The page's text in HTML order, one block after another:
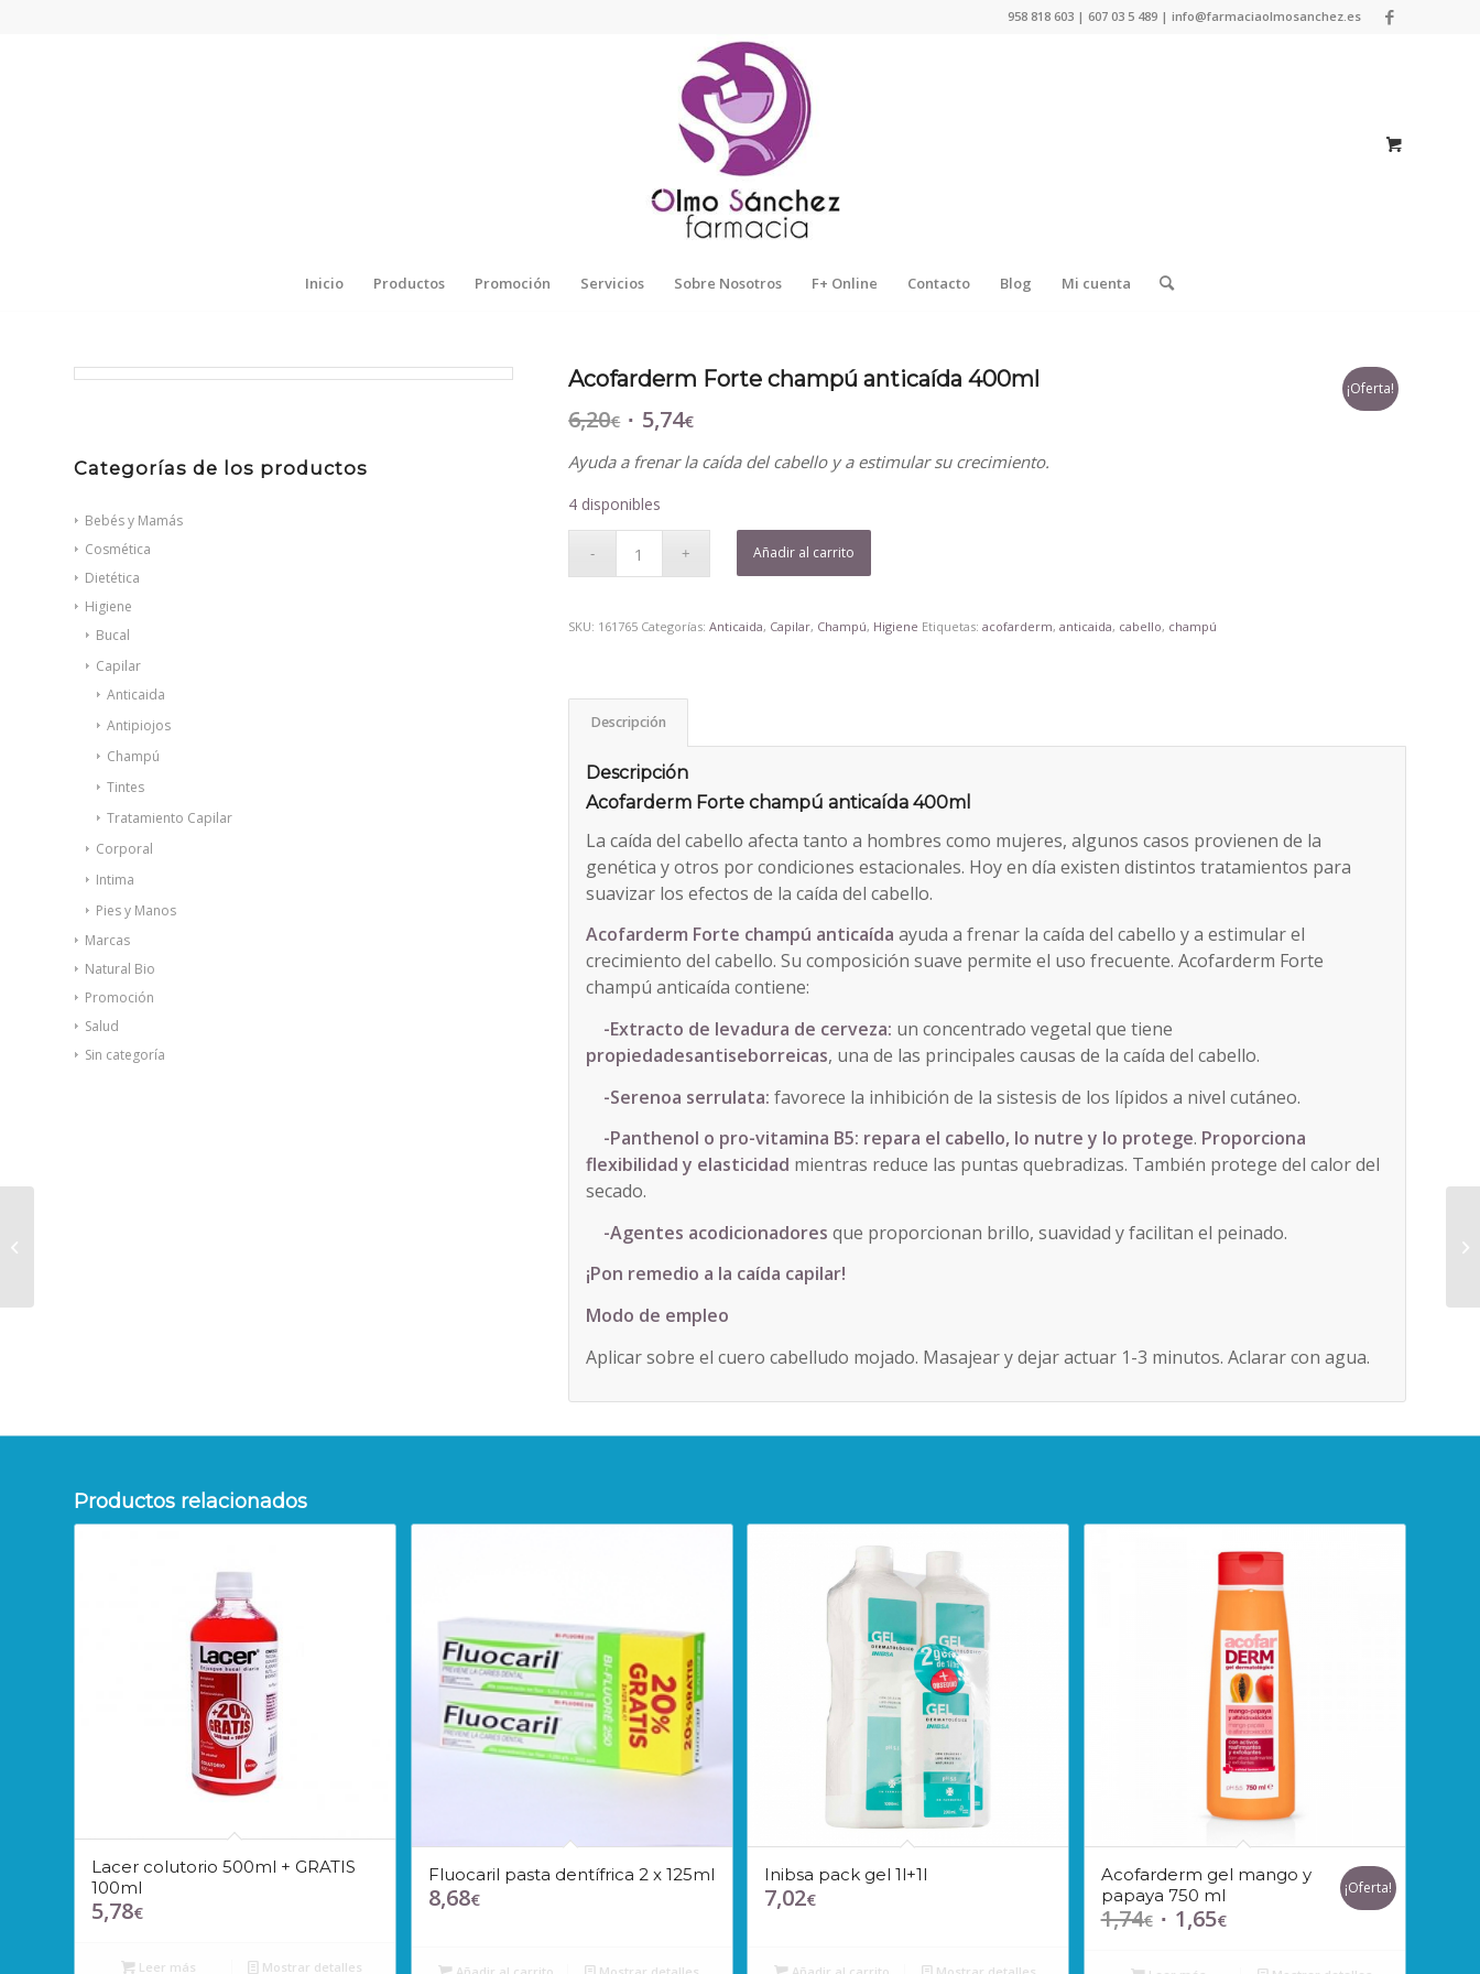
958 818 603 | 607 03 5 489 | info@farmaciaolmosanchez.es
Inicio Productos Promoción Servicios Sobre Nosotros F+ Online Contacto Blog Mi cuenta
¡Oferta!
Categorías de los productos
Bebés y Mamás
Cosmética
Dietética
Higiene
Bucal
Capilar
Anticaida
Antipiojos
Champú
Tintes
Tratamiento Capilar
Corporal
Intima
Pies y Manos
Marcas
Natural Bio
Promoción
Salud
Sin categoría
Acofarderm Forte champú anticaída 400ml
6,20€ El
original
era:
6,20€.
5,74€El
actual
5,74€.
Ayuda a frenar la caída del cabello y a estimular su crecimiento.
4 disponibles
Añadir al carrito
SKU: 161765 Categorías:Anticaida, Capilar, Champú, Higiene Etiquetas:acofarderm,anticaida, cabello, champú
Descripción
Descripción
Acofarderm Forte champú anticaída 400ml
La caída del cabello afecta tanto a hombres como mujeres, algunos casos provienen de la
genética y otros por condiciones estacionales. Hoy en día existen distintos tratamientos para
suavizar los efectos de la caída del cabello.
Acofarderm Forte champú anticaídaayuda a frenar la caída del cabello y a estimular el
crecimiento del cabello. Su composición suave permite el uso frecuente. Acofarderm Forte
champú anticaída contiene:
-Extracto de levadura de cerveza: un concentrado vegetal que tiene
propiedadesantiseborreicas, una de las principales causas de la caída del cabello.
-Serenoa serrulata: favorece la inhibición de la sistesis de los lípidos a nivel cutáneo.
-Panthenol o pro-vitamina B5: repara el cabello, lo nutre y lo protege. Proporciona
flexibilidad y elasticidad mientras reduce las puntas quebradizas. También protege del calor del
secado.
-Agentes acodicionadores que proporcionan brillo, suavidad y facilitan el peinado.
¡Pon remedio a la caída capilar!
Modo de empleo
Aplicar sobre el cuero cabelludo mojado. Masajear y dejar actuar 1-3 minutos. Aclarar con agua.
Productos relacionados
Lacer colutorio 500ml + GRATIS
100ml
5,78€
Leer más Mostrar detalles
Fluocaril pasta dentífrica 2 x 125ml
8,68€
Inibsa pack gel 1l+1l
7,02€
Acofarderm gel mango y
papaya 750 ml
1,74€ El 1,65€El
¡Oferta!